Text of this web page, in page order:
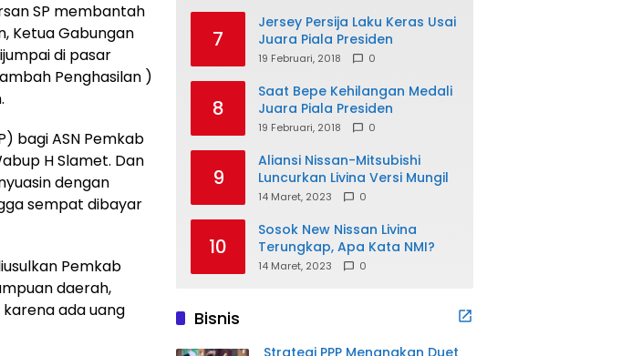
SP membantah
Ketua Gabungan
di pasar
Penghasilan )
bagi ASN Pemkab
H Slamet. Dan
dengan
sempat dibayar
Pemkab
daerah,
karena ada uang
7
Jersey Persija Laku Keras Usai
Juara Piala Presiden
19 Februari, 2018 0
8
Saat Bepe Kehilangan Medali
Juara Piala Presiden
19 Februari, 2018 0
9
Aliansi Nissan-Mitsubishi
Luncurkan Livina Versi Mungil
14 Maret, 2023 0
10
Sosok New Nissan Livina
Terungkap, Apa Kata NMI?
14 Maret, 2023 0
Bisnis
Strategi PPP Menangkan Duet